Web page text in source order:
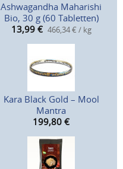
Ashwagandha Maharishi
Bio, 30 g (60 Tabletten)
13,99 € 466,34 € / kg
Kara Black Gold – Mool
Mantra
199,80 €